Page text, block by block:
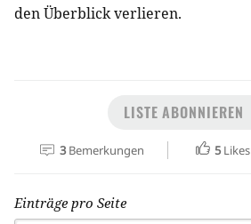
den Überblick verlieren.
LISTE ABONNIEREN
3 Bemerkungen 5 Likes
Einträge pro Seite